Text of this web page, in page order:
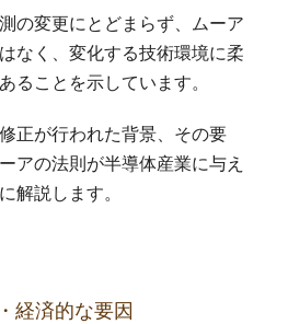
の変更にとどまらず、ムーア
なく、変化する技術環境に柔
ることを示しています。
正が行われた背景、その要
アの法則が半導体産業に与え
解説します。
経済的な要因